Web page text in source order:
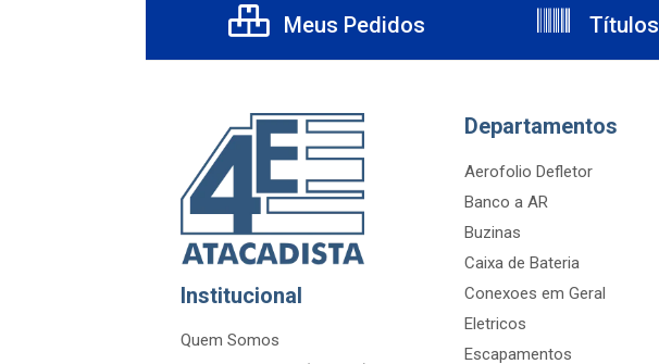
Meus Pedidos Títulos
Institucional
Quem Somos
Departamentos
Aerofolio Defletor
Banco a AR
Buzinas
Caixa de Bateria
Conexoes em Geral
Eletricos
Escapamentos